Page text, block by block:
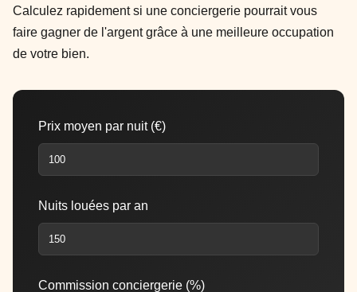
Calculez rapidement si une conciergerie pourrait vous
faire gagner de l'argent grâce à une meilleure occupation
de votre bien.
Prix moyen par nuit (€)
Nuits louées par an
Commission conciergerie (%)